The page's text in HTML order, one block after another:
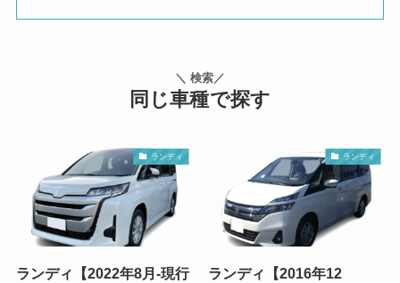
＼ 検索／
同じ車種で探す
ランディ
ランディ【2022年8月-現行
ランディ
ランディ【2016年12